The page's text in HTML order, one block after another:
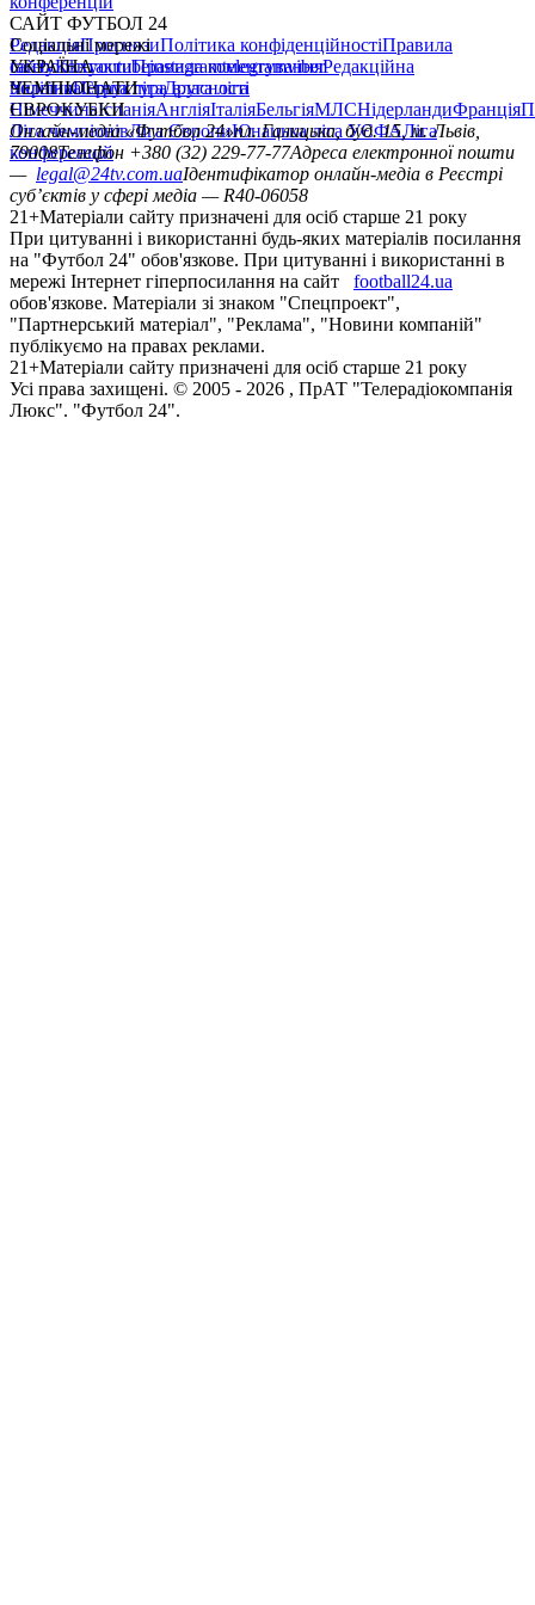
САЙТ ФУТБОЛ 24
РедакціяПрогнозиПолітика конфіденційностіПравила
сайтуКонтактиПравила коментуванняРедакційна
політикаСтруктура власності
Соціальні мережі
facebookxyoutubeinstagramtelegramviber
УКРАЇНА
УкраїнаПерша лігаДруга ліга
ЧЕМПІОНАТИ
НімеччинаІспаніяАнгліяІталіяБельгіяМЛСНідерландиФранція
ЄВРОКУБКИ
Ліга чемпіонівЛіга ЄвропиЮнацька ліга УЄФАЛіга
конференцій
Онлайн-медіа «Футбол 24»пл. Галицька, буд. 15, м. Львів,
79008Телефон +380 (32) 229-77-77Адреса електронної пошти
— legal@24tv.com.uaІдентифікатор онлайн-медіа в Реєстрі
суб’єктів у сфері медіа — R40-06058
21+Матеріали сайту призначені для осіб старше 21 року
При цитуванні і використанні будь-яких матеріалів посилання
на "Футбол 24" обов'язкове. При цитуванні і використанні в
мережі Інтернет гіперпосилання на сайт
football24.ua
обов'язкове. Матеріали зі знаком "Спецпроект",
"Партнерський матеріал", "Реклама", "Новини компаній"
публікуємо на правах реклами.
21+Матеріали сайту призначені для осіб старше 21 року
Усi права захищенi. © 2005 - 2026 , ПрАТ "Телерадіокомпанія
Люкс". "Футбол 24".